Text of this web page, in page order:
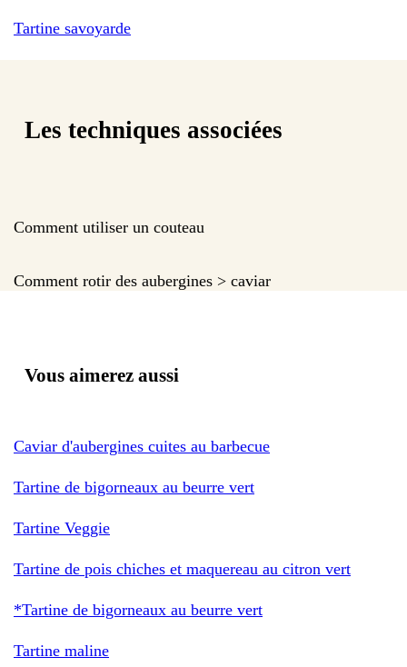
Tartine savoyarde
Les techniques associées
Comment utiliser un couteau
Comment rotir des aubergines > caviar
Vous aimerez aussi
Caviar d'aubergines cuites au barbecue
Tartine de bigorneaux au beurre vert
Tartine Veggie
Tartine de pois chiches et maquereau au citron vert
*Tartine de bigorneaux au beurre vert
Tartine maline